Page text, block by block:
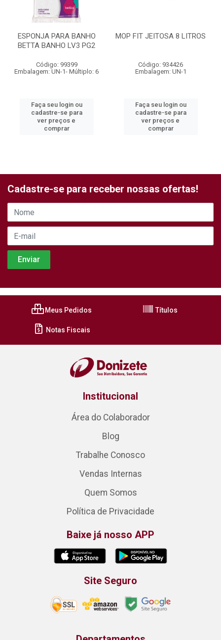
ESPONJA PARA BANHO
BETTA BANHO LV3 PG2
Código: 99399
Embalagem: UN-1- Múltiplo: 6
Faça seu login ou
cadastre-se para
ver preços e
comprar
MOP FIT JEITOSA 8 LITROS
Código: 934426
Embalagem: UN-1
Faça seu login ou
cadastre-se para
ver preços e
comprar
Cadastre-se para receber nossas ofertas!
Meus Pedidos Títulos
Notas Fiscais
Institucional
Área do Colaborador
Blog
Trabalhe Conosco
Vendas Internas
Quem Somos
Política de Privacidade
Baixe já nosso APP
Site Seguro